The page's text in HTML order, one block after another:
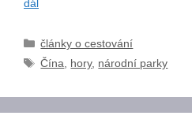
dál
Rubriky
články o cestování
Štítky
Čína, hory, národní parky